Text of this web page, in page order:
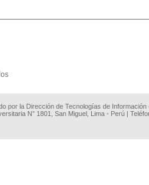
por la Dirección de Tecnologías de
N° 1801, San Miguel, Lima - Perú |